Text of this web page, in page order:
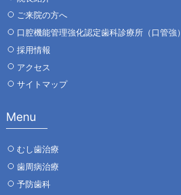
ご来院の方へ
口腔機能管理強化認定歯科診療所（口管強）
採用情報
アクセス
サイトマップ
Menu
むし歯治療
歯周病治療
予防歯科